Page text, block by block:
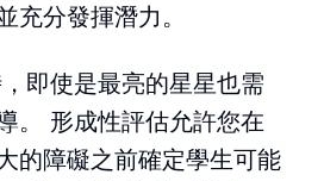
充分發揮潛力。
即使是最亮的星星也需
。 形成性評估允許您在
的障礙之前確定學生可能